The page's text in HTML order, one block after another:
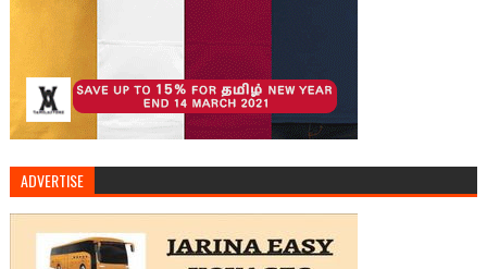
ADVERTISE